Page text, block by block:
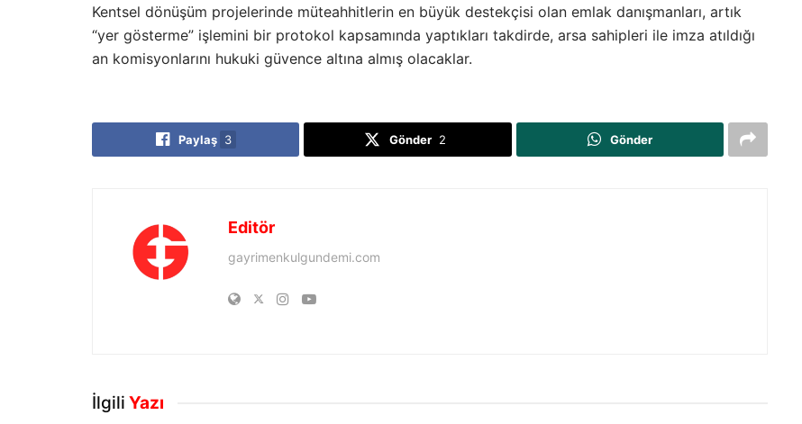
Kentsel dönüşüm projelerinde müteahhitlerin en büyük destekçisi olan emlak danışmanları, artık
“yer gösterme” işlemini bir protokol kapsamında yaptıkları takdirde, arsa sahipleri ile imza atıldığı
an komisyonlarını hukuki güvence altına almış olacaklar.
Paylaş 3 Gönder 2 Gönder
Editör
gayrimenkulgundemi.com
İlgili Yazı